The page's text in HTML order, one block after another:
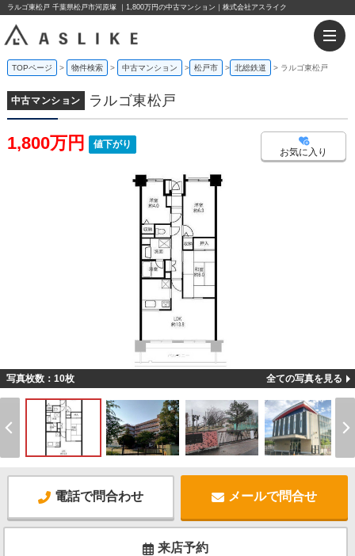
ラルゴ東松戸 千葉県松戸市河原塚 ｜1,800万円の中古マンション｜株式会社アスライク
TOPページ 物件検索 中古マンション 松戸市 北総鉄道 ラルゴ東松戸
中古マンション ラルゴ東松戸
1,800万円 値下がり
お気に入り
-
写真枚数：10枚 全ての写真を見る
電話で問合わせ メールで問合せ
来店予約